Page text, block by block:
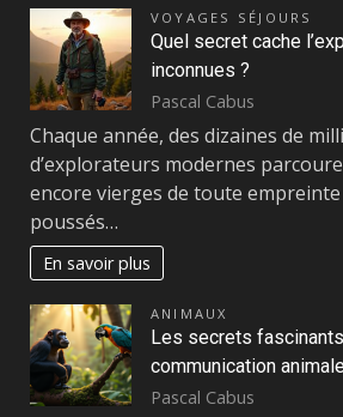
VOYAGES SÉJOURS
Quel secret cache
inconnues ?
Pascal Cabus
Chaque année, des dizaines de
d’explorateurs modernes
encore vierges de toute
poussés…
En savoir plus
ANIMAUX
Les secrets
communication
Pascal Cabus